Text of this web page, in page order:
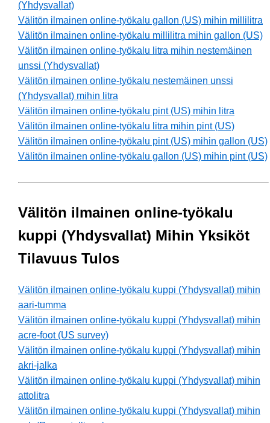
(Yhdysvallat)
Välitön ilmainen online-työkalu gallon (US) mihin millilitra
Välitön ilmainen online-työkalu millilitra mihin gallon (US)
Välitön ilmainen online-työkalu litra mihin nestemäinen
unssi (Yhdysvallat)
Välitön ilmainen online-työkalu nestemäinen unssi
(Yhdysvallat) mihin litra
Välitön ilmainen online-työkalu pint (US) mihin litra
Välitön ilmainen online-työkalu litra mihin pint (US)
Välitön ilmainen online-työkalu pint (US) mihin gallon (US)
Välitön ilmainen online-työkalu gallon (US) mihin pint (US)
Välitön ilmainen online-työkalu
kuppi (Yhdysvallat) Mihin Yksiköt
Tilavuus Tulos
Välitön ilmainen online-työkalu kuppi (Yhdysvallat) mihin
aari-tumma
Välitön ilmainen online-työkalu kuppi (Yhdysvallat) mihin
acre-foot (US survey)
Välitön ilmainen online-työkalu kuppi (Yhdysvallat) mihin
akri-jalka
Välitön ilmainen online-työkalu kuppi (Yhdysvallat) mihin
attolitra
Välitön ilmainen online-työkalu kuppi (Yhdysvallat) mihin